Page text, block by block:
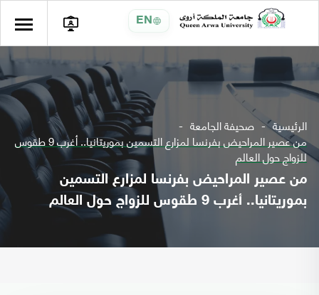
EN
الرئيسية صحيفة الجامعة
من عصير المراحيض بفرنسا لمزارع التسمين بموريتانيا.. أغرب 9 طقوس
للزواج حول العالم
من عصير المراحيض بفرنسا لمزارع التسمين
بموريتانيا.. أغرب 9 طقوس للزواج حول العالم